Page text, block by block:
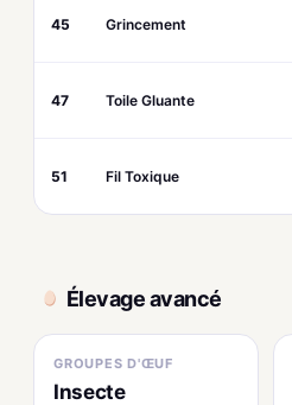
45 Grincement
47 Toile Gluante
51 Fil Toxique
Élevage avancé
GROUPES D'ŒUF
Insecte